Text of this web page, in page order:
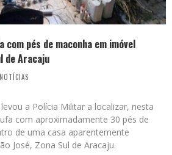
pés de maconha em imóvel
de Aracaju
NOTÍCIAS
a Polícia Militar a localizar, nesta
com aproximadamente 30 pés de
de uma casa aparentemente
José, Zona Sul de Aracaju.